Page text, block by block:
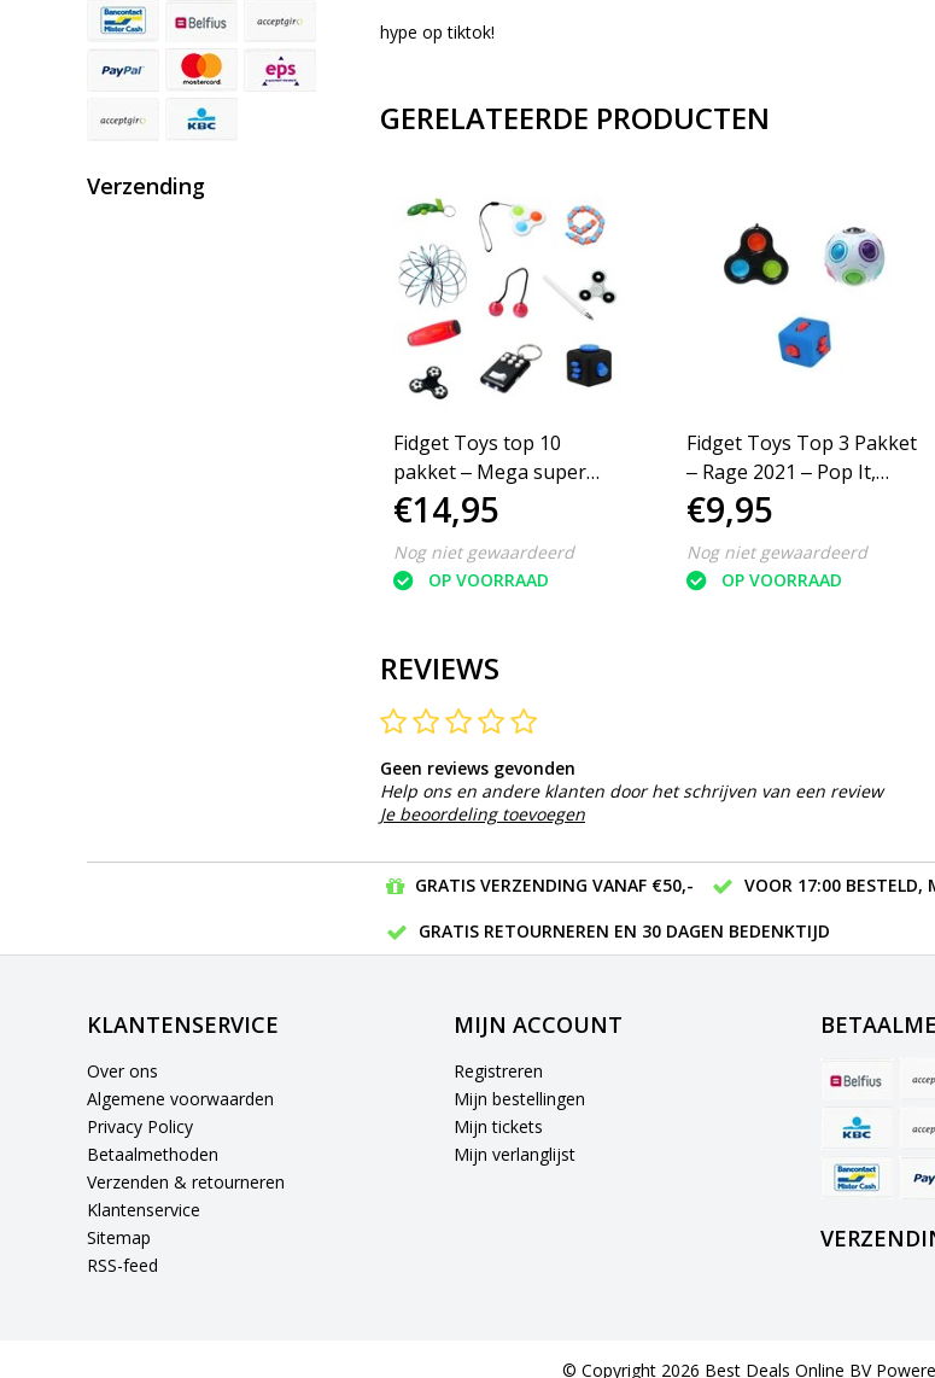
Verzending
hype op tiktok!
GERELATEERDE PRODUCTEN
Fidget Toys top 10
pakket ‒ Mega super
pack 2021 ‒ Anti Stress
€14,95
Nog niet gewaardeerd
OP VOORRAAD
Fidget Toys Top 3 Pakket
‒ Rage 2021 ‒ Pop It,
Cube, Puzzel
€9,95
Nog niet gewaardeerd
OP VOORRAAD
REVIEWS
Geen reviews gevonden
Help ons en andere klanten door het schrijven van een review
Je beoordeling toevoegen
GRATIS VERZENDING VANAF €50,-
VOOR 17:00 BESTELD,
GRATIS RETOURNEREN EN 30 DAGEN BEDENKTIJD
KLANTENSERVICE
Over ons
Algemene voorwaarden
Privacy Policy
Betaalmethoden
Verzenden & retourneren
Klantenservice
Sitemap
RSS-feed
MIJN ACCOUNT
Registreren
Mijn bestellingen
Mijn tickets
Mijn verlanglijst
© Copyright 2026 Best Deals Online BV